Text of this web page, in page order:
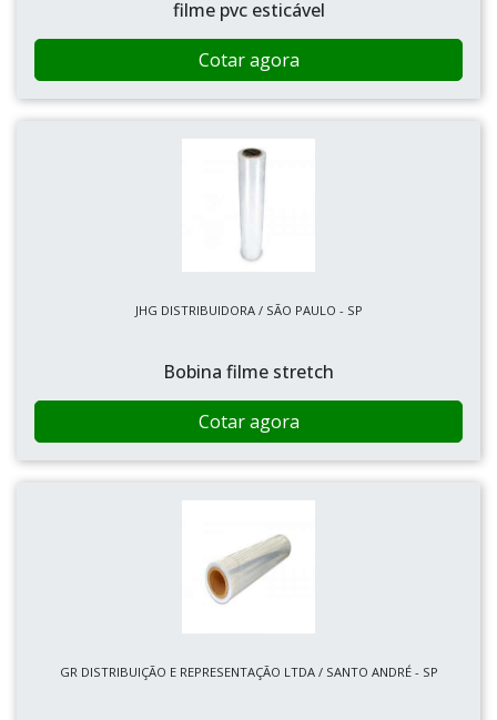
filme pvc esticável
Cotar agora
JHG DISTRIBUIDORA / SÃO PAULO - SP
Bobina filme stretch
Cotar agora
GR DISTRIBUIÇÃO E REPRESENTAÇÃO LTDA / SANTO ANDRÉ - SP